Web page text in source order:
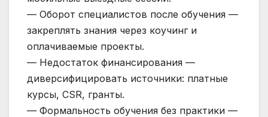
— Оборот специалистов после обучения —
закреплять знания через коучинг и
оплачиваемые проекты.
— Недостаток финансирования —
диверсифицировать источники: платные
курсы, CSR, гранты.
— Формальность обучения без практики —